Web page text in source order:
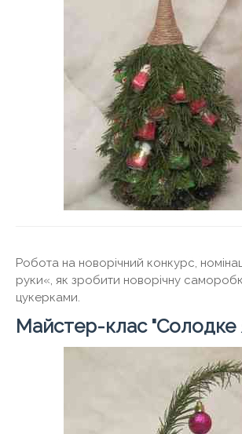
Робота на новорічний конкурс,
руки«, як зробити новорічну
цукерками.
Майстер-клас "Солодке